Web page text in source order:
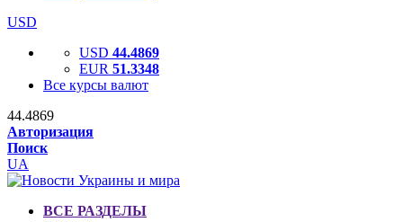
USD
USD 44.4869
EUR 51.3348
Все курсы валют
44.4869
Авторизация
Поиск
UA
ВСЕ РАЗДЕЛЫ